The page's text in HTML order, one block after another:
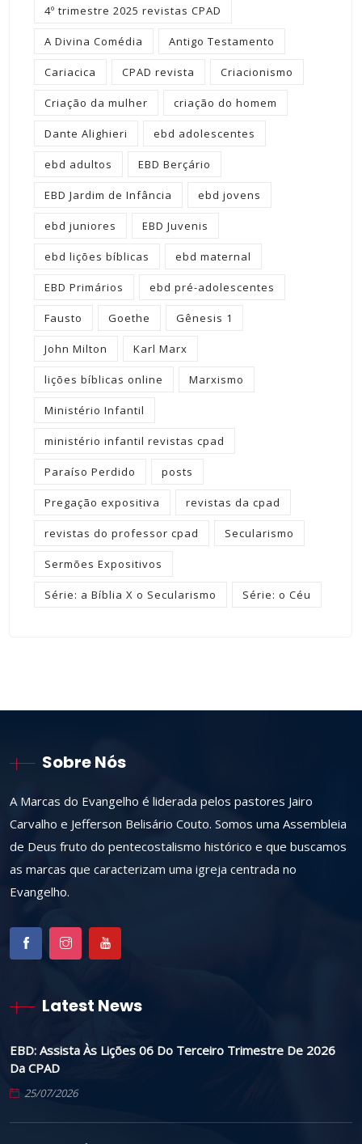
4º trimestre 2025 revistas CPAD
A Divina Comédia Antigo Testamento
Cariacica CPAD revista Criacionismo
Criação da mulher criação do homem
Dante Alighieri ebd adolescentes
ebd adultos EBD Berçário
EBD Jardim de Infância ebd jovens
ebd juniores EBD Juvenis
ebd lições bíblicas ebd maternal
EBD Primários ebd pré-adolescentes
Fausto Goethe Gênesis 1
John Milton Karl Marx
lições bíblicas online Marxismo
Ministério Infantil
ministério infantil revistas cpad
Paraíso Perdido posts
Pregação expositiva revistas da cpad
revistas do professor cpad Secularismo
Sermões Expositivos
Série: a Bíblia X o Secularismo Série: o Céu
Sobre Nós
A Marcas do Evangelho é liderada pelos pastores Jairo
Carvalho e Jefferson Belisário Couto. Somos uma Assembleia
de Deus fruto do pentecostalismo histórico e que buscamos
as marcas que caracterizam uma igreja centrada no
Evangelho.
Latest News
EBD: Assista Às Lições 06 Do Terceiro Trimestre De 2026
Da CPAD
25/07/2026